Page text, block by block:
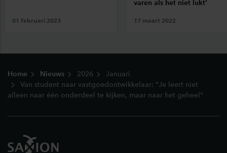
01 februari 2023
varen als het niet lukt’
17 maart 2022
Home Nieuws 2026
Januari
Van student naar vastgoedontwikkelaar: "Je leert niet
alleen naar één onderdeel te kijken, maar naar het geheel"